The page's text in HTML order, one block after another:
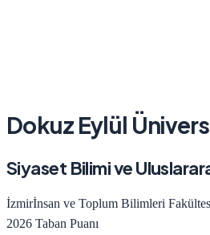
Dokuz Eylül
Siyaset Bilimi ve
İzmirİnsan ve Toplum Bilimleri
2026 Taban Puanı